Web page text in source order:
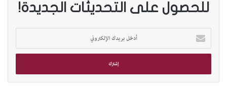
للحصول على التحديثات الجديدة!
خ
ب